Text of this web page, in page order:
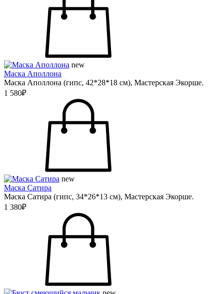
new
Маска Аполлона
Маска Аполлона (гипс, 42*28*18 см), Мастерская Экорше.
1 580₽
new
Маска Сатира
Маска Сатира (гипс, 34*26*13 см), Мастерская Экорше.
1 380₽